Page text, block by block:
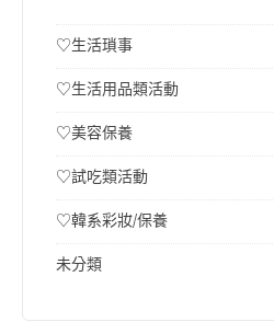
♡生活瑣事
♡生活用品類活動
♡美容保養
♡試吃類活動
♡韓系彩妝/保養
未分類